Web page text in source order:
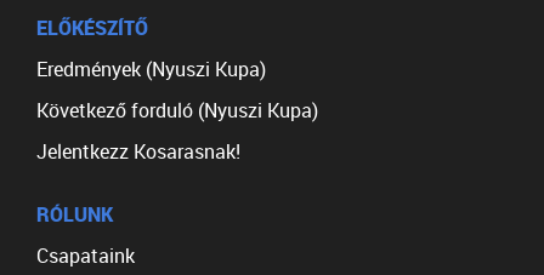
ELŐKÉSZÍTŐ
Eredmények (Nyuszi Kupa)
Következő forduló (Nyuszi Kupa)
Jelentkezz Kosarasnak!
RÓLUNK
Csapataink